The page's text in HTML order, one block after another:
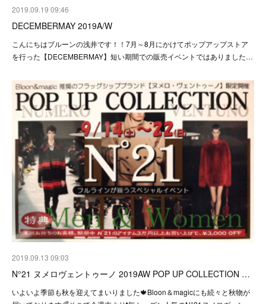
2019.09.19 09:46
DECEMBERMAY 2019A/W
こんにちはブルーンの浅井です！！7月～8月にかけてポップアップストア
を行った【DECEMBERMAY】短い期間での販売イベントではありました…
2019.09.13 09:03
N°21 ヌメロヴェントゥーノ 2019AW POP UP COLLECTION …
いよいよ季節も秋を迎えてまいりました🍁Bloon＆magicにも続々と秋物が